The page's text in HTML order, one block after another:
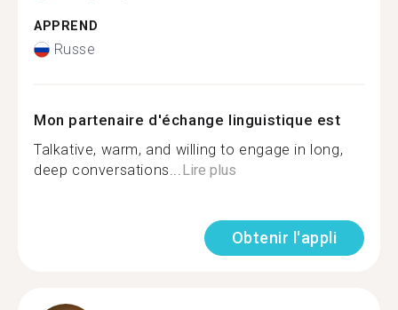
APPREND
Russe
Mon partenaire d'échange linguistique est
Talkative, warm, and willing to engage in long,
deep conversations...Lire plus
Obtenir l'appli